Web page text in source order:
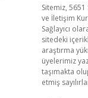
Sitemiz, 5651
ve İletişim
Sağlayıcı
sitedeki
araştırma
üyelerimiz
taşımakta
etmiş